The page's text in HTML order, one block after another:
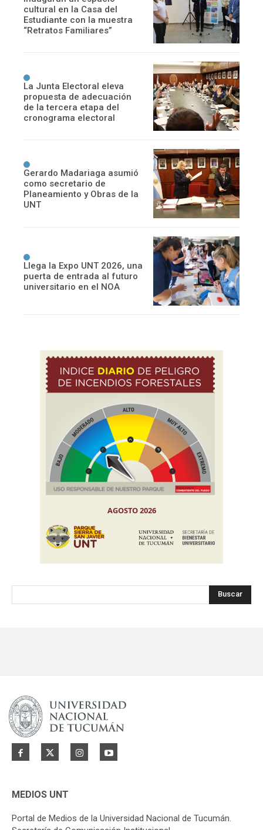
cultural en la Casa del
Estudiante con la muestra
“Retratos Familiares”
La Junta Electoral eleva
propuesta de adecuación
de la tercera etapa del
cronograma electoral
Gerardo Madariaga asumió
como secretario de
Planeamiento y Obras de la
UNT
Llega la Expo UNT 2026, una
puerta de entrada al futuro
universitario en el NOA
Buscar
MEDIOS UNT
Portal de Medios de la Universidad Nacional de Tucumán.